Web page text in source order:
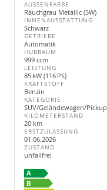
AUSSENFARBE
Rauchgrau Metallic (5W)
INNENAUSSTATTUNG
Schwarz
GETRIEBE
Automatik
HUBRAUM
999 ccm
LEISTUNG
85 kW (116 PS)
KRAFTSTOFF
Benzin
KATEGORIE
SUV/Geländewagen/Pickup
KILOMETERSTAND
20 km
ERSTZULASSUNG
01.06.2026
ZUSTAND
unfallfrei